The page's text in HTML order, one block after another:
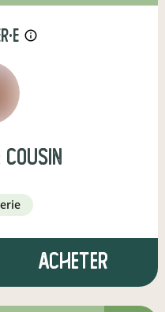
info_outline
cousin
Acheter